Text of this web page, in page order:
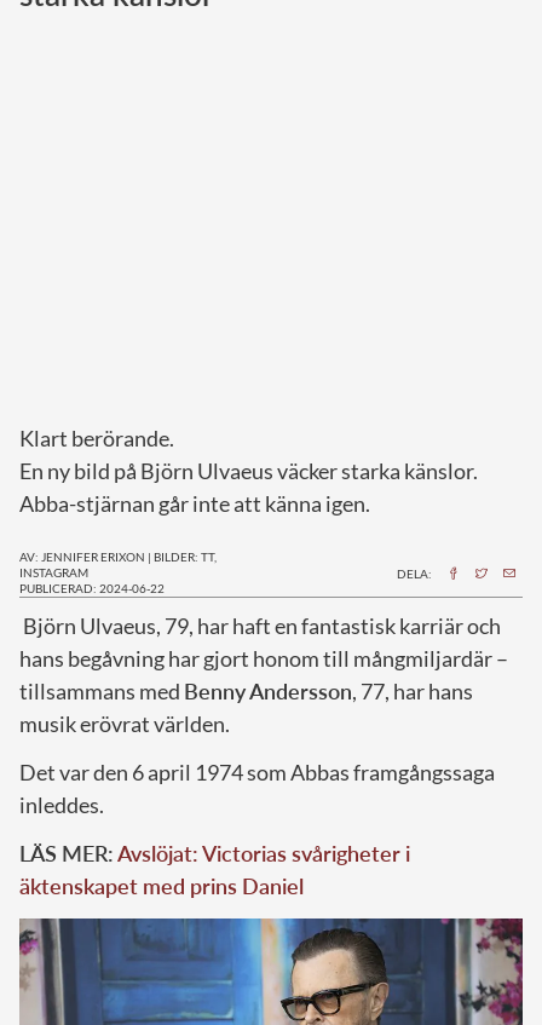
Monacos furstehus
Klart berörande.
En ny bild på Björn Ulvaeus väcker starka känslor.
Abba-stjärnan går inte att känna igen.
AV: JENNIFER ERIXON | BILDER: TT,
INSTAGRAM
PUBLICERAD: 2024-06-22
DELA:
Björn Ulvaeus, 79, har haft en fantastisk karriär och
hans begåvning har gjort honom till mångmiljardär –
tillsammans med Benny Andersson, 77, har hans
musik erövrat världen.
Det var den 6 april 1974 som Abbas framgångssaga
inleddes.
LÄS MER:Avslöjat: Victorias svårigheter i
äktenskapet med prins Daniel